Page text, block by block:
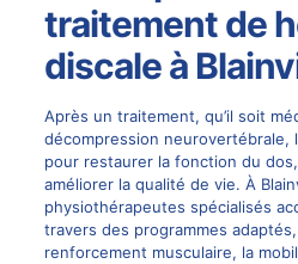
traitement de
discale à
Après un traitement, qu’il soit
décompression neurovertébrale,
pour restaurer la fonction du
améliorer la qualité de vie. À
physiothérapeutes spécialisés
travers des programmes
renforcement musculaire, la